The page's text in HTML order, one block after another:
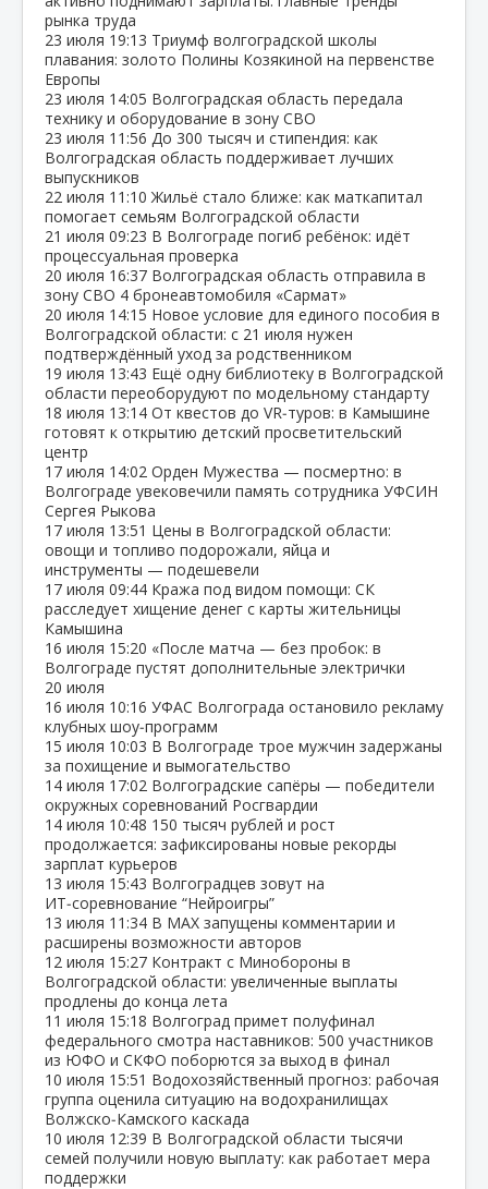
рынка труда
23 июля 19:13 Триумф волгоградской школы
плавания: золото Полины Козякиной на первенстве
Европы
23 июля 14:05 Волгоградская область передала
технику и оборудование в зону СВО
23 июля 11:56 До 300 тысяч и стипендия: как
Волгоградская область поддерживает лучших
выпускников
22 июля 11:10 Жильё стало ближе: как маткапитал
помогает семьям Волгоградской области
21 июля 09:23 В Волгограде погиб ребёнок: идёт
процессуальная проверка
20 июля 16:37 Волгоградская область отправила в
зону СВО 4 бронеавтомобиля «Сармат»
20 июля 14:15 Новое условие для единого пособия в
Волгоградской области: с 21 июля нужен
подтверждённый уход за родственником
19 июля 13:43 Ещё одну библиотеку в Волгоградской
области переоборудуют по модельному стандарту
18 июля 13:14 От квестов до VR‑туров: в Камышине
готовят к открытию детский просветительский
центр
17 июля 14:02 Орден Мужества — посмертно: в
Волгограде увековечили память сотрудника УФСИН
Сергея Рыкова
17 июля 13:51 Цены в Волгоградской области:
овощи и топливо подорожали, яйца и
инструменты — подешевели
17 июля 09:44 Кража под видом помощи: СК
расследует хищение денег с карты жительницы
Камышина
16 июля 15:20 «После матча — без пробок: в
Волгограде пустят дополнительные электрички
20 июля
16 июля 10:16 УФАС Волгограда остановило рекламу
клубных шоу‑программ
15 июля 10:03 В Волгограде трое мужчин задержаны
за похищение и вымогательство
14 июля 17:02 Волгоградские сапёры — победители
окружных соревнований Росгвардии
14 июля 10:48 150 тысяч рублей и рост
продолжается: зафиксированы новые рекорды
зарплат курьеров
13 июля 15:43 Волгоградцев зовут на
ИТ‑соревнование “Нейроигры”
13 июля 11:34 В МАХ запущены комментарии и
расширены возможности авторов
12 июля 15:27 Контракт с Минобороны в
Волгоградской области: увеличенные выплаты
продлены до конца лета
11 июля 15:18 Волгоград примет полуфинал
федерального смотра наставников: 500 участников
из ЮФО и СКФО поборются за выход в финал
10 июля 15:51 Водохозяйственный прогноз: рабочая
группа оценила ситуацию на водохранилищах
Волжско‑Камского каскада
10 июля 12:39 В Волгоградской области тысячи
семей получили новую выплату: как работает мера
поддержки